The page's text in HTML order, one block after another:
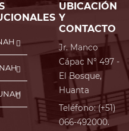
UBICACIÓN
Y
CONTACTO
Jr. Manco
Cápac N° 497 -
El Bosque,
Huanta
Teléfono: (+51)
066-492000.